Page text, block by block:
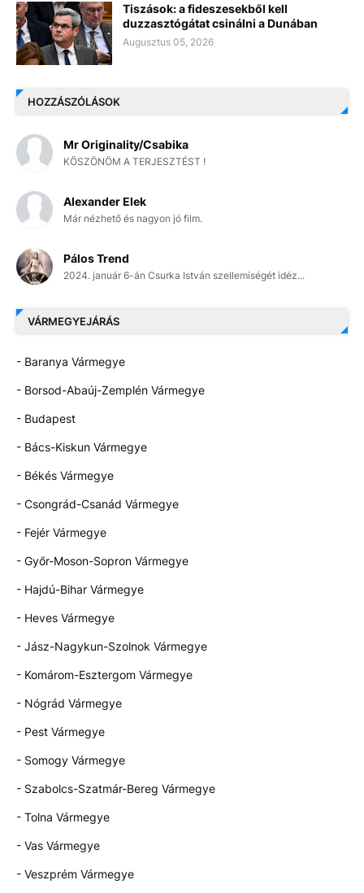
Tiszások: a fideszesekből kell
duzzasztógátat csinálni a Dunában
Augusztus 05, 2026
HOZZÁSZÓLÁSOK
Mr Originality/Csabika
KÖSZÖNÖM A TERJESZTÉST !
Alexander Elek
Már nézhető és nagyon jó film.
Pálos Trend
2024. január 6-án Csurka István szellemiségét idéz...
VÁRMEGYEJÁRÁS
- Baranya Vármegye
- Borsod-Abaúj-Zemplén Vármegye
- Budapest
- Bács-Kiskun Vármegye
- Békés Vármegye
- Csongrád-Csanád Vármegye
- Fejér Vármegye
- Győr-Moson-Sopron Vármegye
- Hajdú-Bihar Vármegye
- Heves Vármegye
- Jász-Nagykun-Szolnok Vármegye
- Komárom-Esztergom Vármegye
- Nógrád Vármegye
- Pest Vármegye
- Somogy Vármegye
- Szabolcs-Szatmár-Bereg Vármegye
- Tolna Vármegye
- Vas Vármegye
- Veszprém Vármegye